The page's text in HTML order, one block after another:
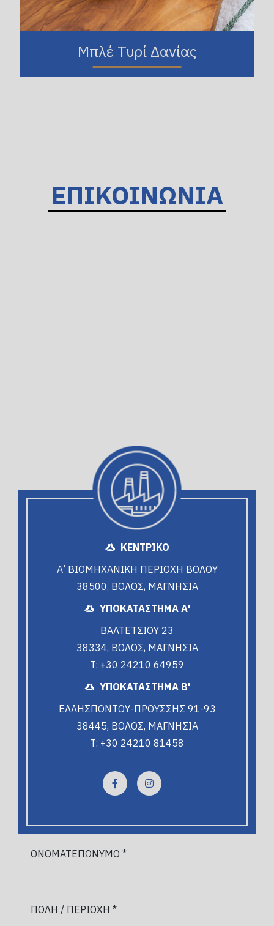
Μπλέ Τυρί Δανίας
ΕΠΙΚΟΙΝΩΝΙΑ
ΟΝΟΜΑΤΕΠΩΝΥΜΟ *
ΠΟΛΗ / ΠΕΡΙΟΧΗ *
ΚΕΝΤΡΙΚΟ
Α’ ΒΙΟΜΗΧΑΝΙΚΗ ΠΕΡΙΟΧΗ ΒΟΛΟΥ
38500, ΒΟΛΟΣ, ΜΑΓΝΗΣΙΑ
ΥΠΟΚΑΤΑΣΤΗΜΑ Α'
ΒΑΛΤΕΤΣΙΟΥ 23
38334, ΒΟΛΟΣ, ΜΑΓΝΗΣΙΑ
T: +30 24210 64959
ΥΠΟΚΑΤΑΣΤΗΜΑ Β'
ΕΛΛΗΣΠΟΝΤΟΥ-ΠΡΟΥΣΣΗΣ 91-93
38445, ΒΟΛΟΣ, ΜΑΓΝΗΣΙΑ
T: +30 24210 81458